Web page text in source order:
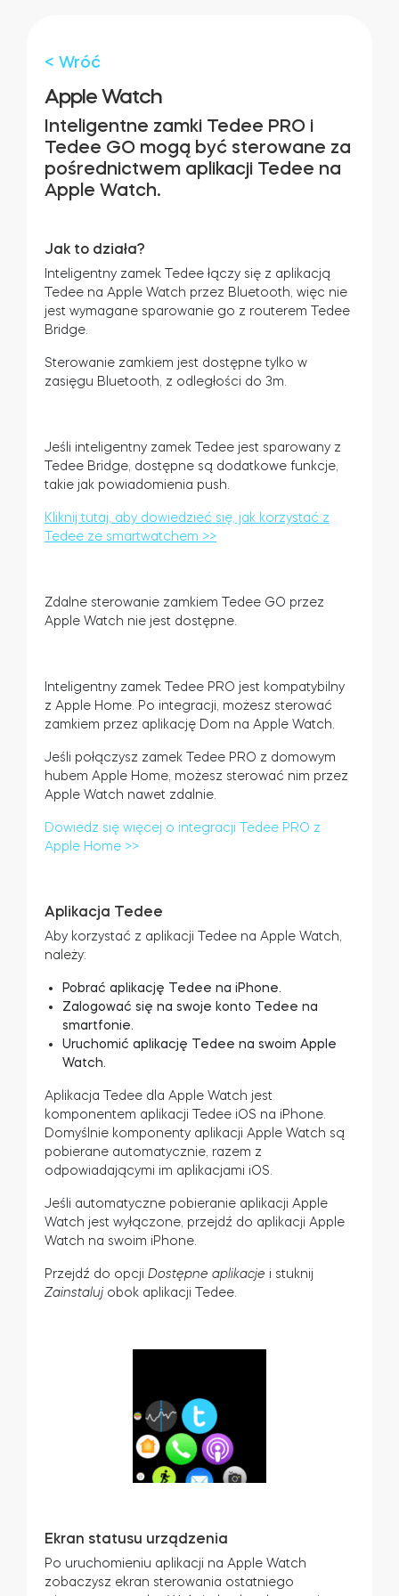
Dostępy do domu
Tedee Keypad PRO
Tedee Biometric Module
Moduł przekaźnikowy BleBox
Tedee Dry Contact
< Wróć
Apple Watch
Inteligentne zamki Tedee PRO i
Tedee GO mogą być sterowane za
pośrednictwem aplikacji Tedee na
Apple Watch.
Jak to działa?
Inteligentny zamek Tedee łączy się z aplikacją
Tedee na Apple Watch przez Bluetooth, więc nie
jest wymagane sparowanie go z routerem Tedee
Bridge.
Sterowanie zamkiem jest dostępne tylko w
zasięgu Bluetooth, z odległości do 3m.
Jeśli inteligentny zamek Tedee jest sparowany z
Tedee Bridge, dostępne są dodatkowe funkcje,
takie jak powiadomienia push.
Kliknij tutaj, aby dowiedzieć się, jak korzystać z
Tedee ze smartwatchem >>
Zdalne sterowanie zamkiem Tedee GO przez
Apple Watch nie jest dostępne.
Inteligentny zamek Tedee PRO jest kompatybilny
z Apple Home. Po integracji, możesz sterować
zamkiem przez aplikację Dom na Apple Watch.
Jeśli połączysz zamek Tedee PRO z domowym
hubem Apple Home, możesz sterować nim przez
Apple Watch nawet zdalnie.
Dowiedz się więcej o integracji Tedee PRO z
Apple Home >>
Aplikacja Tedee
Aby korzystać z aplikacji Tedee na Apple Watch,
należy:
Pobrać aplikację Tedee na iPhone.
Zalogować się na swoje konto Tedee na
smartfonie.
Uruchomić aplikację Tedee na swoim Apple
Watch.
Aplikacja Tedee dla Apple Watch jest
komponentem aplikacji Tedee iOS na iPhone.
Domyślnie komponenty aplikacji Apple Watch są
pobierane automatycznie, razem z
odpowiadającymi im aplikacjami iOS.
Jeśli automatyczne pobieranie aplikacji Apple
Watch jest wyłączone, przejdź do aplikacji Apple
Watch na swoim iPhone.
Przejdź do opcji Dostępne aplikacje i stuknij
Zainstaluj obok aplikacji Tedee.
Ekran statusu urządzenia
Po uruchomieniu aplikacji na Apple Watch
zobaczysz ekran sterowania ostatniego